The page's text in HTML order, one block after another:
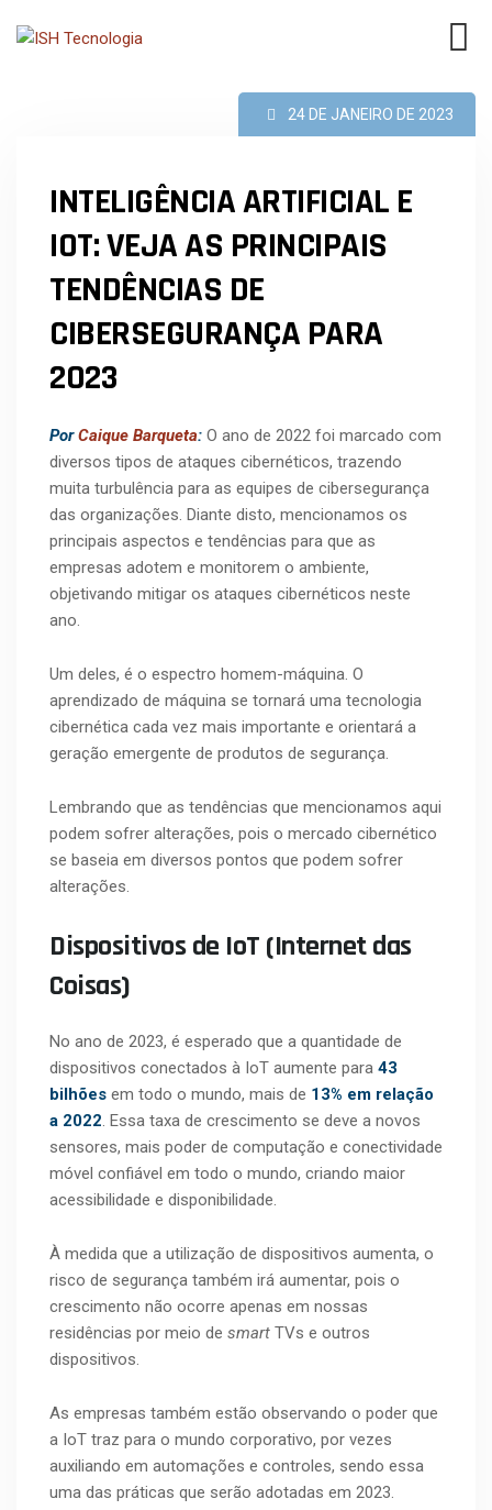
24 DE JANEIRO DE 2023
INTELIGÊNCIA ARTIFICIAL E
IOT: VEJA AS PRINCIPAIS
TENDÊNCIAS DE
CIBERSEGURANÇA PARA
2023
PorCaique Barqueta: O ano de 2022 foi marcado com
diversos tipos de ataques cibernéticos, trazendo
muita turbulência para as equipes de cibersegurança
das organizações. Diante disto, mencionamos os
principais aspectos e tendências para que as
empresas adotem e monitorem o ambiente,
objetivando mitigar os ataques cibernéticos neste
ano.
Um deles, é o espectro homem-máquina. O
aprendizado de máquina se tornará uma tecnologia
cibernética cada vez mais importante e orientará a
geração emergente de produtos de segurança.
Lembrando que as tendências que mencionamos aqui
podem sofrer alterações, pois o mercado cibernético
se baseia em diversos pontos que podem sofrer
alterações.
Dispositivos de IoT (Internet das
Coisas)
No ano de 2023, é esperado que a quantidade de
dispositivos conectados à IoT aumente para 43
bilhões em todo o mundo, mais de 13% em relação
a 2022. Essa taxa de crescimento se deve a novos
sensores, mais poder de computação e conectividade
móvel confiável em todo o mundo, criando maior
acessibilidade e disponibilidade.
À medida que a utilização de dispositivos aumenta, o
risco de segurança também irá aumentar, pois o
crescimento não ocorre apenas em nossas
residências por meio de smart TVs e outros
dispositivos.
As empresas também estão observando o poder que
a IoT traz para o mundo corporativo, por vezes
auxiliando em automações e controles, sendo essa
uma das práticas que serão adotadas em 2023.